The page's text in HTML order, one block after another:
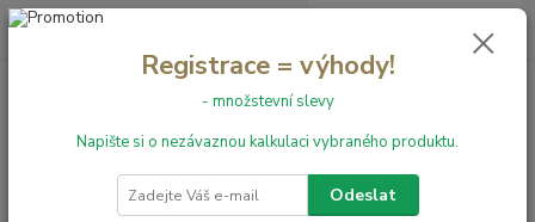
+420 731 199 591 0,00 Kč
Registrace = výhody!
- množstevní slevy
Napište si o nezávaznou kalkulaci vybraného produktu.
Odeslat